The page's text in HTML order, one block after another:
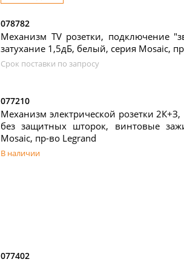
078782
Механизм TV розетки, подключение
затухание 1,5дБ, белый, серия Mosaic,
Срок поставки по запросу
077210
Механизм электрической розетки
без защитных шторок, винтовые
Mosaic, пр-во Legrand
В наличии
077402